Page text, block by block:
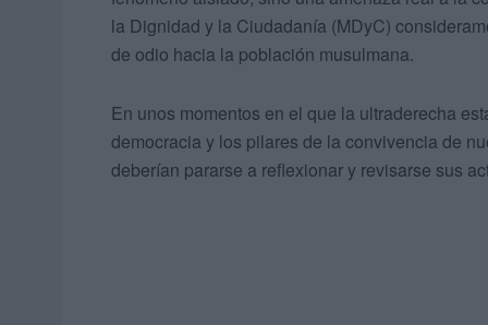
la Dignidad y la Ciudadanía (MDyC)
de odio hacia la población musulmana.
En unos momentos en el que la ultraderecha
democracia y los pilares de la convivencia de
deberían pararse a reflexionar y revisarse sus